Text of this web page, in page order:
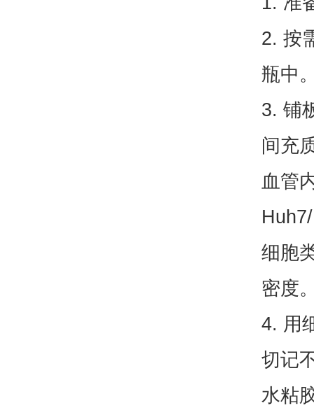
2. 按
瓶中
3. 铺
间充
血管
细胞
密度
4. 用
切记
水粘